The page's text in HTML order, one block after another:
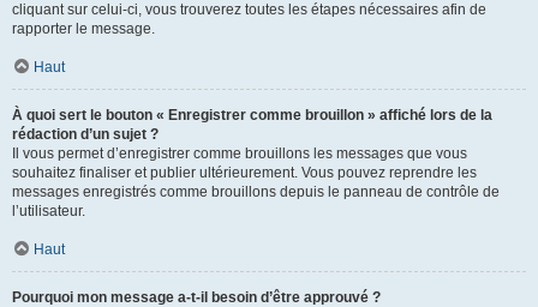
cliquant sur celui-ci, vous trouverez toutes les étapes nécessaires afin de
rapporter le message.
Haut
À quoi sert le bouton « Enregistrer comme brouillon » affiché lors de la
rédaction d’un sujet ?
Il vous permet d’enregistrer comme brouillons les messages que vous
souhaitez finaliser et publier ultérieurement. Vous pouvez reprendre les
messages enregistrés comme brouillons depuis le panneau de contrôle de
l’utilisateur.
Haut
Pourquoi mon message a-t-il besoin d’être approuvé ?